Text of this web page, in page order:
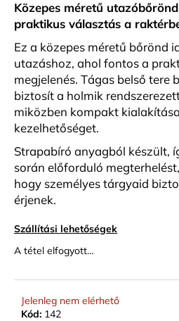
Közepes méretű
praktikus választás a
Ez a közepes méretű bőrönd
utazáshoz, ahol fontos a
megjelenés. Tágas belső tere
biztosít a holmik
miközben kompakt
kezelhetőséget.
Strapabíró anyagból készült,
során előforduló
hogy személyes tárgyaid
érjenek.
Szállítási lehetőségek
A tétel elfogyott…
Jelenleg nem elérhető
Kód: 142
KIS
MÉRETŰ
KABINBŐRÖND
FEKETE
SZÍNBEN
PREMIUM
19
500